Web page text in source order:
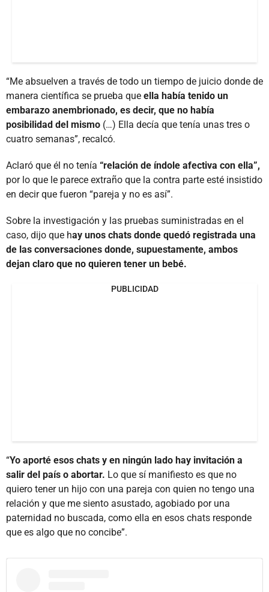
“Me absuelven a través de todo un tiempo de juicio donde de
manera científica se prueba que ella había tenido un
embarazo anembrionado, es decir, que no había
posibilidad del mismo (…) Ella decía que tenía unas tres o
cuatro semanas”, recalcó.
Aclaró que él no tenía “relación de índole afectiva con ella”,
por lo que le parece extraño que la contra parte esté insistido
en decir que fueron “pareja y no es así”.
Sobre la investigación y las pruebas suministradas en el
caso, dijo que hay unos chats donde quedó registrada una
de las conversaciones donde, supuestamente, ambos
dejan claro que no quieren tener un bebé.
PUBLICIDAD
“Yo aporté esos chats y en ningún lado hay invitación a
salir del país o abortar. Lo que sí manifiesto es que no
quiero tener un hijo con una pareja con quien no tengo una
relación y que me siento asustado, agobiado por una
paternidad no buscada, como ella en esos chats responde
que es algo que no concibe”.